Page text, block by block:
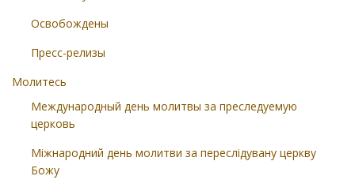
Освобождены
Пресс-релизы
Молитесь
Международный день молитвы за преследуемую
церковь
Міжнародний день молитви за переслідувану церкву
Божу